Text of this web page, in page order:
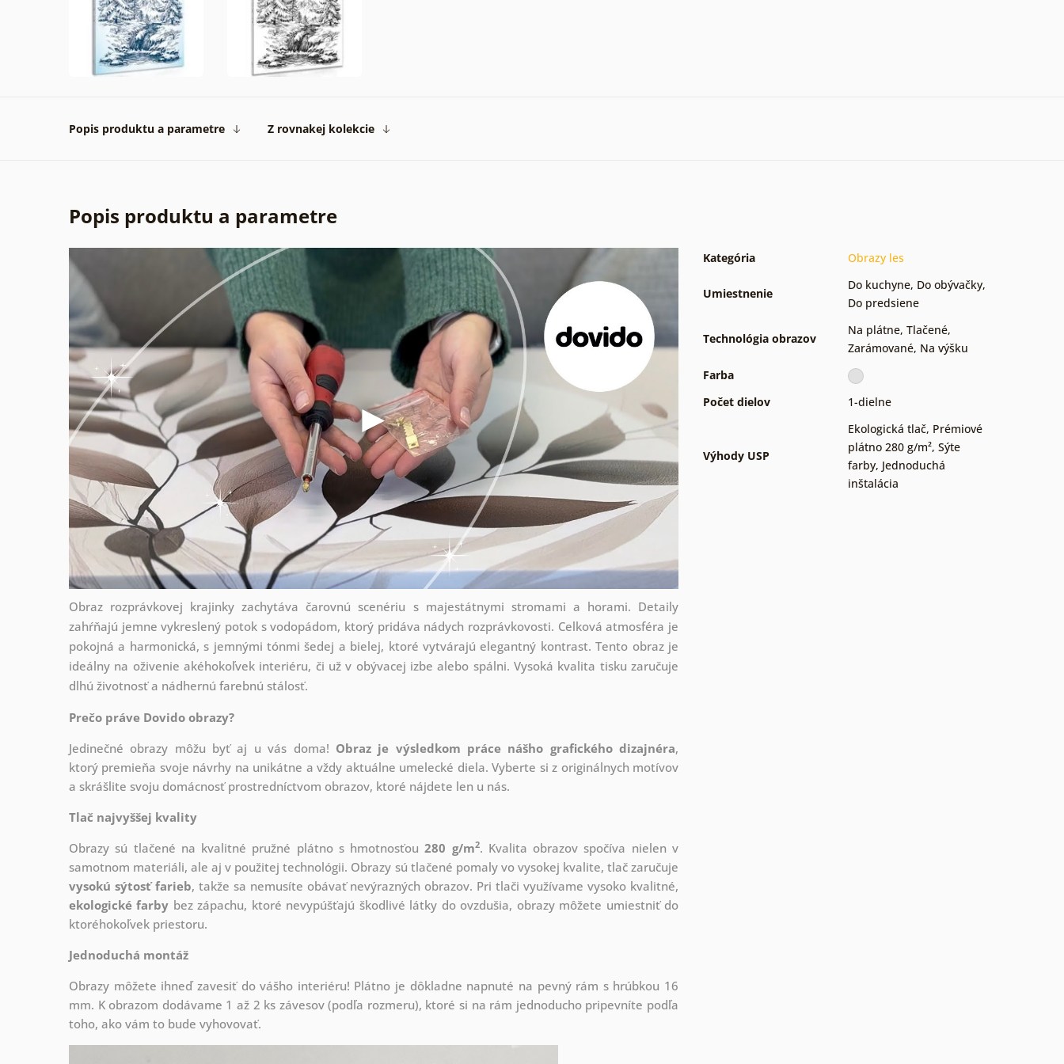
Popis produktu a parametre Z rovnakej kolekcie
Popis produktu a parametre
Obraz rozprávkovej krajinky zachytáva čarovnú scenériu s majestátnymi stromami a horami. Detaily
zahŕňajú jemne vykreslený potok s vodopádom, ktorý pridáva nádych rozprávkovosti. Celková atmosféra je
pokojná a harmonická, s jemnými tónmi šedej a bielej, ktoré vytvárajú elegantný kontrast. Tento obraz je
ideálny na oživenie akéhokoľvek interiéru, či už v obývacej izbe alebo spálni. Vysoká kvalita tisku zaručuje
dlhú životnosť a nádhernú farebnú stálosť.
Prečo práve Dovido obrazy?
Jedinečné obrazy môžu byť aj u vás doma! Obraz je výsledkom práce nášho grafického dizajnéra,
ktorý premieňa svoje návrhy na unikátne a vždy aktuálne umelecké diela. Vyberte si z originálnych motívov
a skrášlite svoju domácnosť prostredníctvom obrazov, ktoré nájdete len u nás.
Tlač najvyššej kvality
Obrazy sú tlačené na kvalitné pružné plátno s hmotnosťou280 g/m2. Kvalita obrazov spočíva nielen v
samotnom materiáli, ale aj v použitej technológii. Obrazy sú tlačené pomaly vo vysokej kvalite, tlač zaručuje
vysokú sýtosť farieb, takže sa nemusíte obávať nevýrazných obrazov. Pri tlači využívame vysoko kvalitné,
ekologické farby bez zápachu, ktoré nevypúšťajú škodlivé látky do ovzdušia, obrazy môžete umiestniť do
ktoréhokoľvek priestoru.
Jednoduchá montáž
Obrazy môžete ihneď zavesiť do vášho interiéru! Plátno je dôkladne napnuté na pevný rám s hrúbkou 16
mm. K obrazom dodávame 1 až 2 ks závesov (podľa rozmeru), ktoré si na rám jednoducho pripevníte podľa
toho, ako vám to bude vyhovovať.
Kategória Obrazy les
Umiestnenie
Do kuchyne, Do obývačky,
Do predsiene
Technológia obrazov
Na plátne, Tlačené,
Zarámované, Na výšku
Farba
Počet dielov
1-dielne
Výhody USP
Ekologická tlač, Prémiové
plátno 280 g/m², Sýte
farby, Jednoduchá
inštalácia